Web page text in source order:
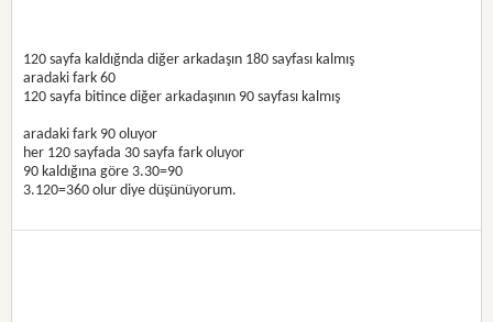
120 sayfa kaldığnda diğer arkadaşın 180 sayfası kalmış
aradaki fark 60
120 sayfa bitince diğer arkadaşının 90 sayfası kalmış
aradaki fark 90 oluyor
her 120 sayfada 30 sayfa fark oluyor
90 kaldığına göre 3.30=90
3.120=360 olur diye düşünüyorum.